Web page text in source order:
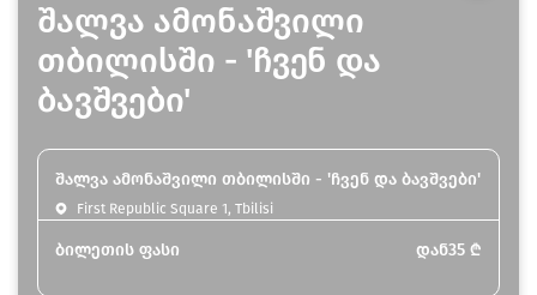
შალვა ამონაშვილი
თბილისში - 'ჩვენ და
ბავშვები'
შალვა ამონაშვილი თბილისში - 'ჩვენ და ბავშვები'
First Republic Square 1, Tbilisi
ბილეთის ფასი დან35 ₾